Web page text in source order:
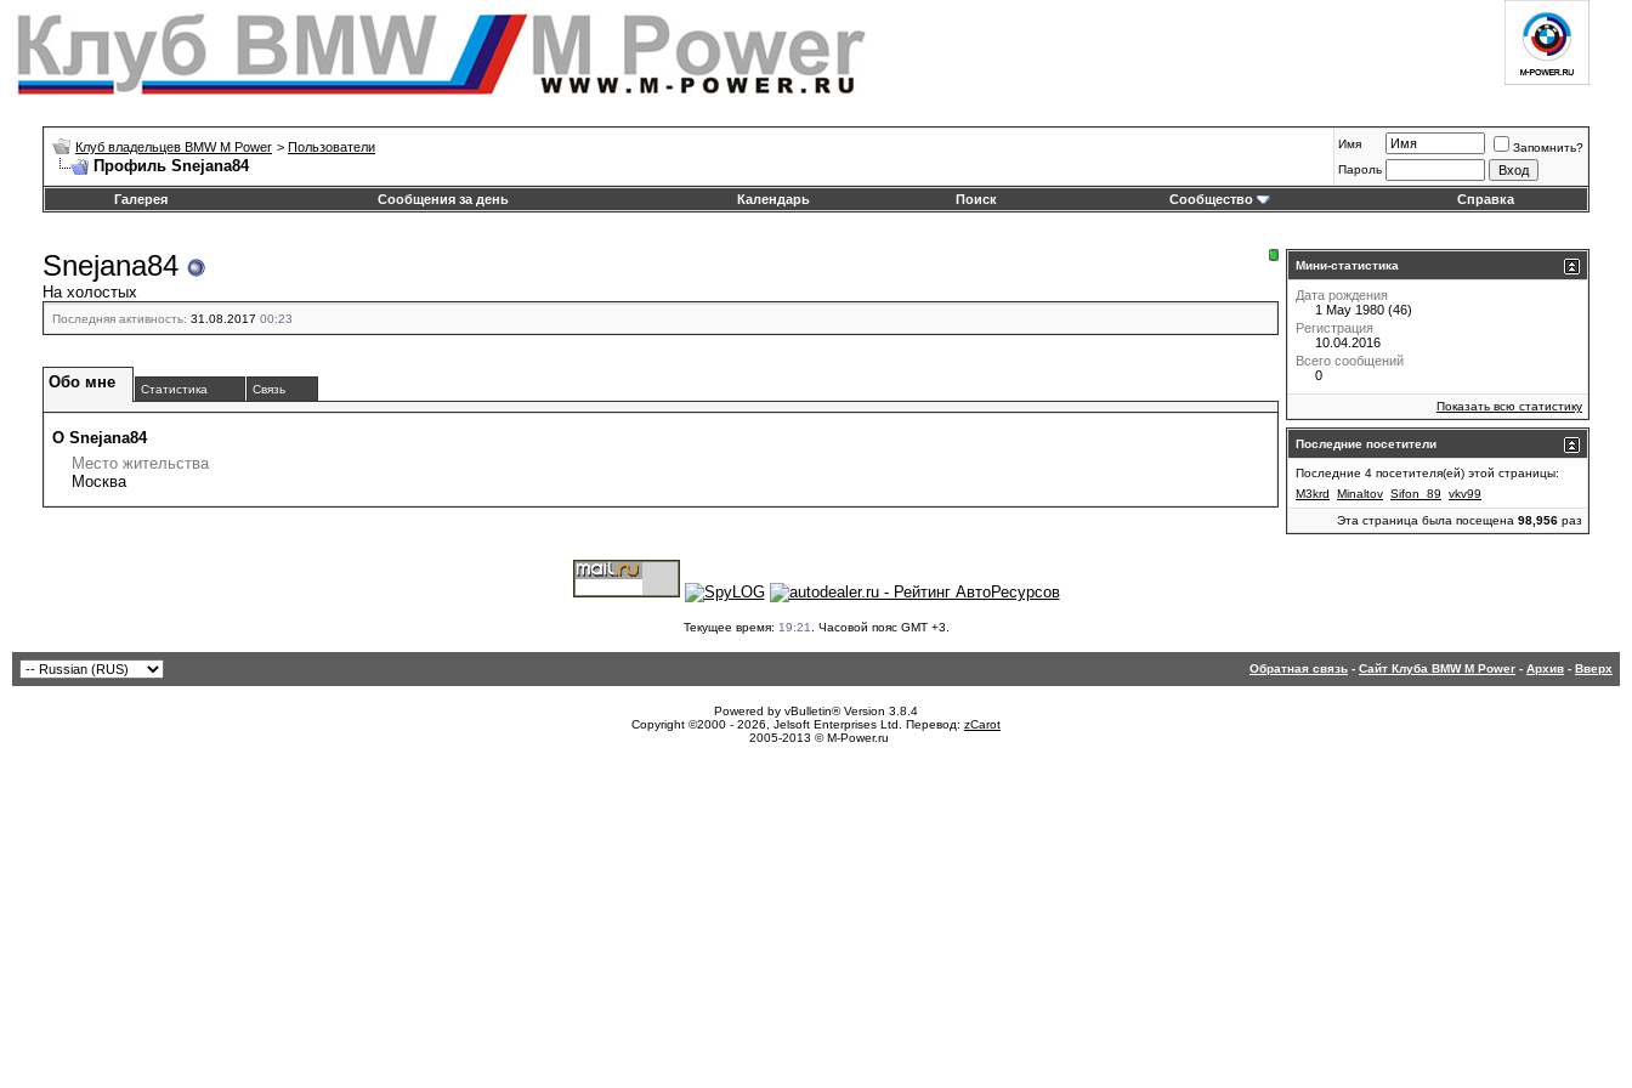
Клуб владельцев BMW M Power > Пользователи
Профиль Snejana84
Имя
Запомнить?
Пароль
Галерея Сообщения за день Календарь Поиск Сообщество Справка
Snejana84
На холостых
Последняя активность: 31.08.2017 00:23
Обо мне Статистика Связь
О Snejana84
Место жительства
Москва
Мини-статистика
Дата рождения
1 May 1980 (46)
Регистрация
10.04.2016
Всего сообщений
0
Показать всю статистику
Последние посетители
Последние 4 посетителя(ей) этой страницы:
M3krd
Minaltov Sifon_89
vkv99
Эта страница была посещена 98,956 раз
Текущее время: 19:21 . Часовой пояс GMT +3.
Обратная связь - Сайт Клуба BMW M Power - Архив - Вверх
Powered by vBulletin® Version 3.8.4
Copyright ©2000 - 2026, Jelsoft Enterprises Ltd. Перевод: zCarot
2005-2013 © M-Power.ru